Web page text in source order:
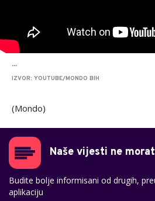
...
IZVOR: YOUTUBE/MONDO BIH
(Mondo)
Naše vijesti ne
Budite bolje informisani od drugih,
aplikaciju